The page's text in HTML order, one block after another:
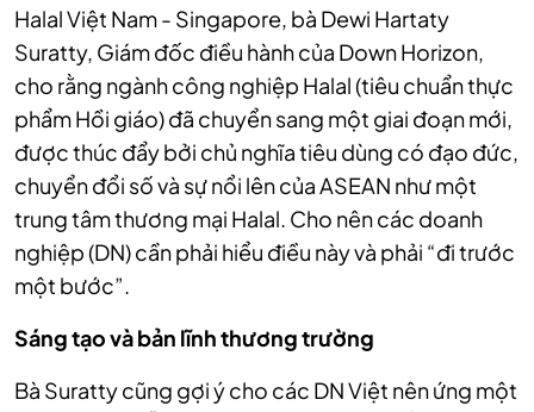
Halal Việt Nam - Singapore, bà Dewi Hartaty
Suratty, Giám đốc điều hành của Down Horizon,
cho rằng ngành công nghiệp Halal (tiêu chuẩn thực
phẩm Hồi giáo) đã chuyển sang một giai đoạn mới,
được thúc đẩy bởi chủ nghĩa tiêu dùng có đạo đức,
chuyển đổi số và sự nổi lên của ASEAN như một
trung tâm thương mại Halal. Cho nên các doanh
nghiệp (DN) cần phải hiểu điều này và phải “đi trước
một bước”.
Sáng tạo và bản lĩnh thương trường
Bà Suratty cũng gợi ý cho các DN Việt nên ứng một